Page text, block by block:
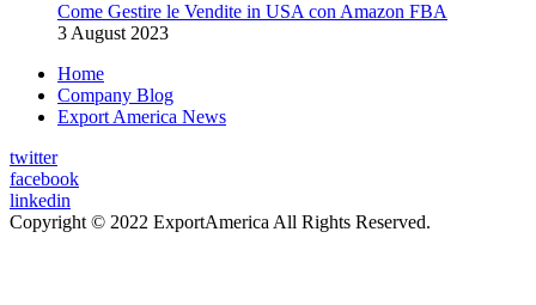
Come Gestire le Vendite in USA con Amazon FBA
3 August 2023
Home
Company Blog
Export America News
twitter
facebook
linkedin
Copyright © 2022 ExportAmerica All Rights Reserved.